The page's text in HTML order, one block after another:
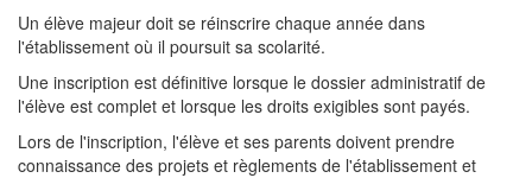
Un élève majeur doit se réinscrire chaque année dans
l'établissement où il poursuit sa scolarité.
Une inscription est définitive lorsque le dossier administratif de
l'élève est complet et lorsque les droits exigibles sont payés.
Lors de l'inscription, l'élève et ses parents doivent prendre
connaissance des projets et règlements de l'établissement et